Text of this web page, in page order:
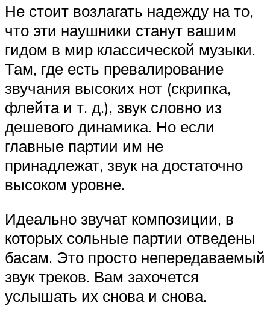
Не стоит возлагать надежду на то,
что эти наушники станут вашим
гидом в мир классической музыки.
Там, где есть превалирование
звучания высоких нот (скрипка,
флейта и т. д.), звук словно из
дешевого динамика. Но если
главные партии им не
принадлежат, звук на достаточно
высоком уровне.
Идеально звучат композиции, в
которых сольные партии отведены
басам. Это просто непередаваемый
звук треков. Вам захочется
услышать их снова и снова.